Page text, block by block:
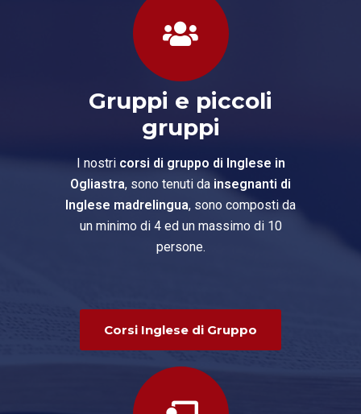
Gruppi e piccoli
gruppi
I nostri corsi di gruppo di Inglese in
Ogliastra, sono tenuti da insegnanti di
Inglese madrelingua, sono composti da
un minimo di 4 ed un massimo di 10
persone.
Corsi Inglese di Gruppo